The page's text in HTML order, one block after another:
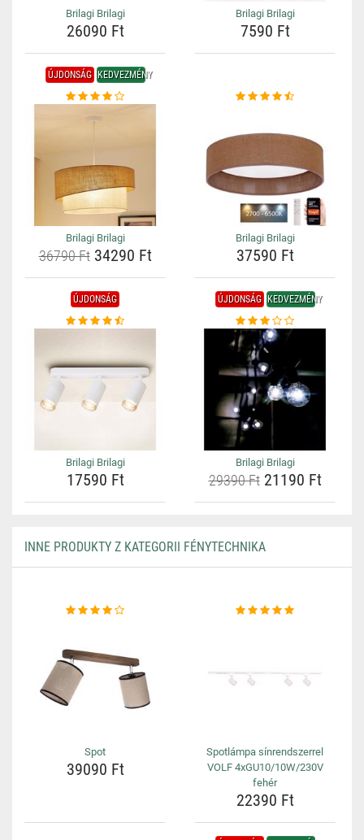
Brilagi Brilagi
26090 Ft
Brilagi Brilagi
7590 Ft
ÚJDONSÁG KEDVEZMÉNY
Brilagi Brilagi
36790 Ft34290 Ft
Brilagi Brilagi
37590 Ft
ÚJDONSÁG
Brilagi Brilagi
17590 Ft
ÚJDONSÁG KEDVEZMÉNY
Brilagi Brilagi
29390 Ft21190 Ft
INNE PRODUKTY Z KATEGORII FÉNYTECHNIKA
Spot
39090 Ft
Spotlámpa sínrendszerrel
VOLF 4xGU10/10W/230V
fehér
22390 Ft